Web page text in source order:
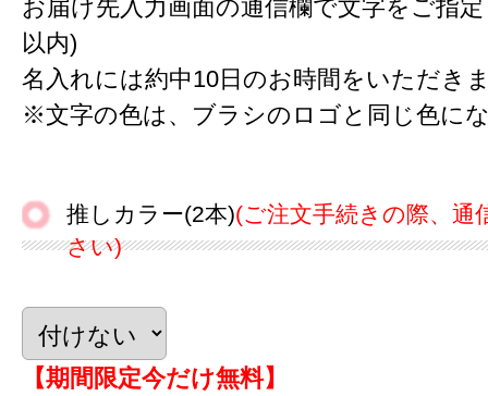
お届け先入力画面の通信欄で文字をご指
以内)
名入れには約中10日のお時間をいただき
※文字の色は、ブラシのロゴと同じ色に
推しカラー(2本)(ご注文手続きの際、通
さい)
【期間限定今だけ無料】